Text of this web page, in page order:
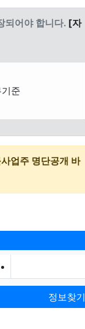
되어야 합니다. [자
준
업주 명단공개 바
정보찾기